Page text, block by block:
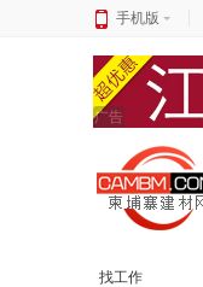
手机版
广告
找工作